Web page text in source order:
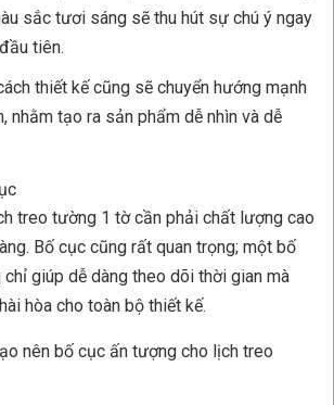
sắc tươi sáng sẽ thu hút sự chú ý ngay
tiên.
thiết kế cũng sẽ chuyển hướng mạnh
nhằm tạo ra sản phẩm dễ nhìn và dễ
treo tường 1 tờ cần phải chất lượng cao
Bố cục cũng rất quan trọng; một bố
giúp dễ dàng theo dõi thời gian mà
hòa cho toàn bộ thiết kế.
nên bố cục ấn tượng cho lịch treo